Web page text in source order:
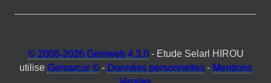
© 2008-2026 Gemweb 4.3.0- Etude Selarl HIROU
utilise Gemarcur © - Données personnelles - Mentions